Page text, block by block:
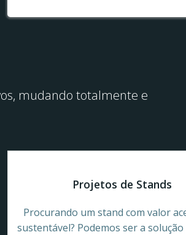
mudando totalmente e
Projetos de Stands
Procurando um stand com valor
sustentável? Podemos ser a